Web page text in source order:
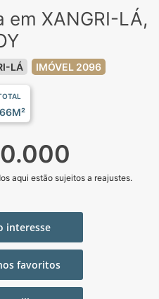
em XANGRI-LÁ,
LÁ IMÓVEL 2096
aqui estão sujeitos a reajustes.
interesse
favoritos